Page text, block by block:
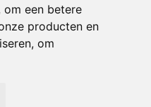
om een betere
producten en
, om